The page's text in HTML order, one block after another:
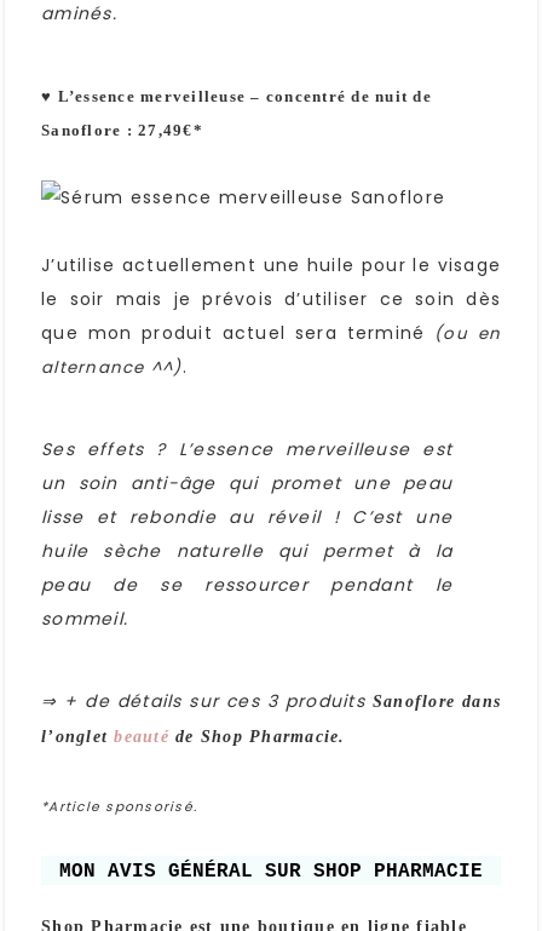
aminés.
♥ L’essence merveilleuse – concentré de nuit de
Sanoflore : 27,49€*
J’utilise actuellement une huile pour le visage
le soir mais je prévois d’utiliser ce soin dès
que mon produit actuel sera terminé
(ou en
alternance ^^).
Ses effets ? L’essence merveilleuse est
un soin anti-âge qui promet une peau
lisse et rebondie au réveil ! C’est une
huile sèche naturelle qui permet à la
peau de se ressourcer pendant le
sommeil.
⇒ + de détails sur ces 3 produits Sanoflore dans
l’ongletbeautéde Shop Pharmacie.
*Article sponsorisé.
MON AVIS GÉNÉRAL SUR SHOP PHARMACIE
Shop Pharmacie est une boutique en ligne fiable